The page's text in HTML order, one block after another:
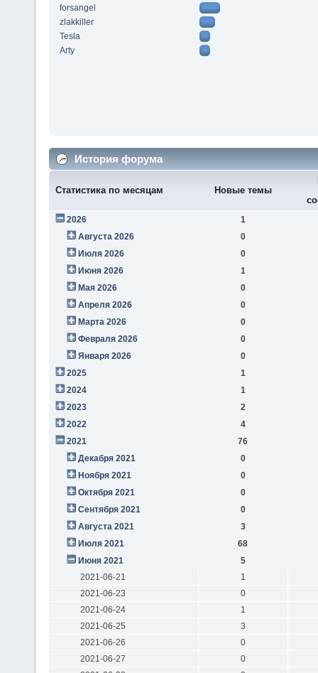
forsangel
zlakkiller
Tesla
Arty
История форума
Статистика по месяцам Новые темы
2026
1
Августа 2026
0
Июля 2026
0
Июня 2026
1
Мая 2026
0
Апреля 2026
0
Марта 2026
0
Февраля 2026
0
Января 2026
0
2025
1
2024
1
2023
2
2022
4
2021
76
Декабря 2021
0
Ноября 2021
0
Октября 2021
0
Сентября 2021
0
Августа 2021
3
Июля 2021
68
Июня 2021
5
2021-06-21
1
2021-06-23
0
2021-06-24
1
2021-06-25
3
2021-06-26
0
2021-06-27
0